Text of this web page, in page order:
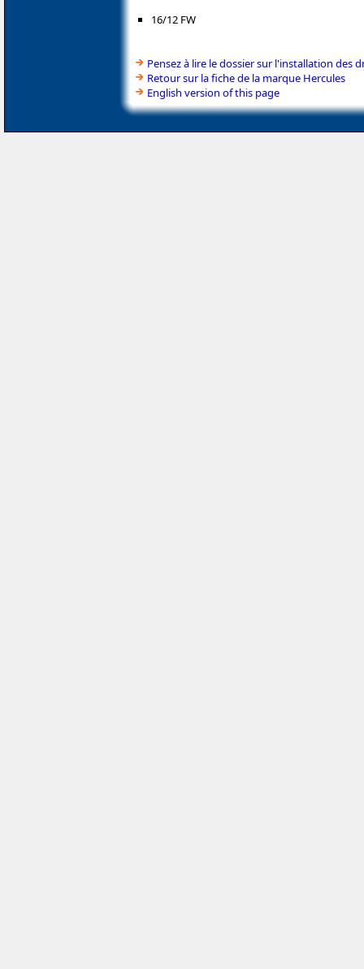
16/12 FW
Pensez à lire le dossier sur l'installation des
Retour sur la fiche de la marque Hercules
English version of this page